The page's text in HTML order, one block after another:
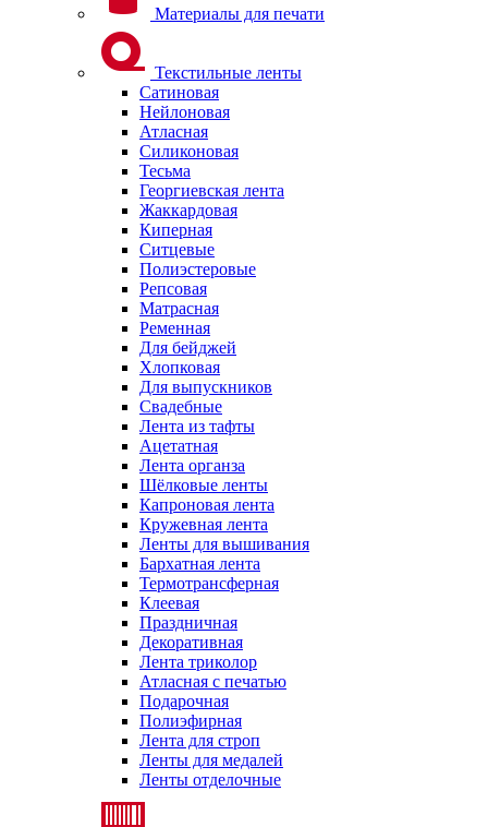
Материалы для печати
Текстильные ленты
Сатиновая
Нейлоновая
Атласная
Силиконовая
Тесьма
Георгиевская лента
Жаккардовая
Киперная
Ситцевые
Полиэстеровые
Репсовая
Матрасная
Ременная
Для бейджей
Хлопковая
Для выпускников
Свадебные
Лента из тафты
Ацетатная
Лента органза
Шёлковые ленты
Капроновая лента
Кружевная лента
Ленты для вышивания
Бархатная лента
Термотрансферная
Клеевая
Праздничная
Декоративная
Лента триколор
Атласная с печатью
Подарочная
Полиэфирная
Лента для строп
Ленты для медалей
Ленты отделочные